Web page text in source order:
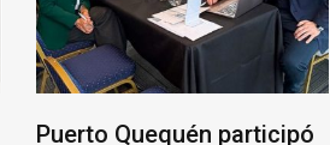
Puerto Quequén participó